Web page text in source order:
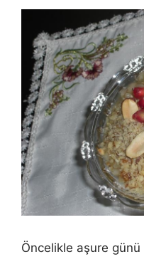
Öncelikle aşure